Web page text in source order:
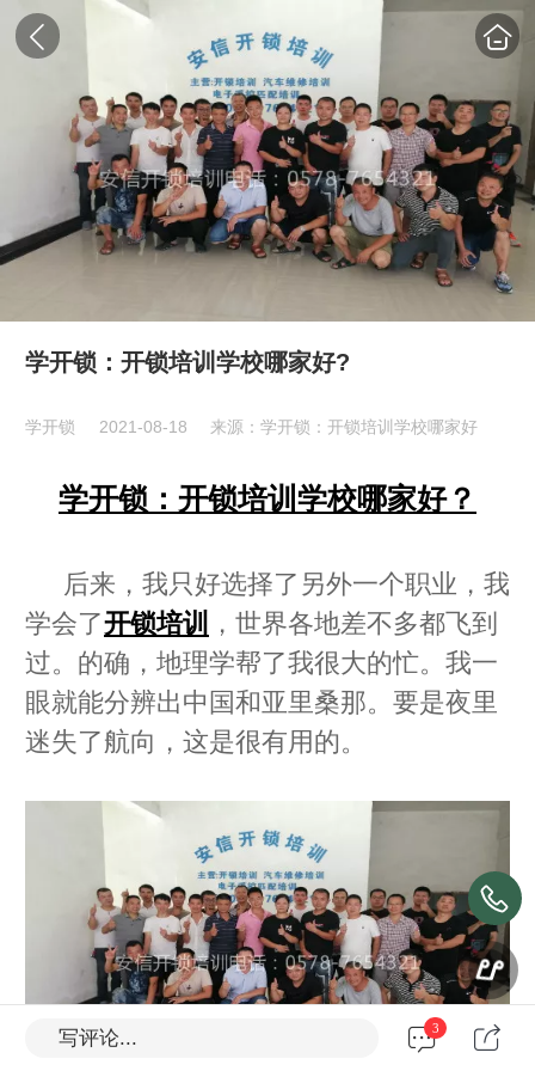
学开锁：开锁培训学校哪家好?
学开锁 2021-08-18 来源：学开锁：开锁培训学校哪家好
学开锁：开锁培训学校哪家好？
后来，我只好选择了另外一个职业，我
学会了开锁培训
，世界各地差不多都飞到
过。的确，地理学帮了我很大的忙。我一
眼就能分辨出中国和亚里桑那。要是夜里
迷失了航向，这是很有用的。
写评论... 3